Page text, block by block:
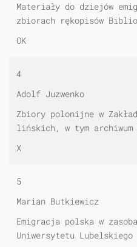
Materiały do dziejów
zbiorach rękopisów
OK
4
Adolf Juzwenko
Zbiory polonijne w
lińskich, w tym archiwum
X
5
Marian Butkiewicz
Emigracja polska w
Uniwersytetu Lubelskiego